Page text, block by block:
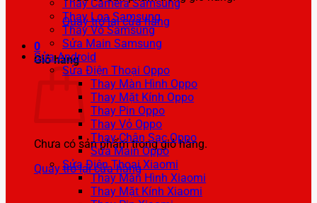
Quay trở lại cửa hàng
0
Giỏ hàng
Chưa có sản phẩm trong giỏ hàng.
Quay trở lại cửa hàng
Thay Camera Samsung
Thay Loa Samsung
Thay Vỏ Samsung
Sửa Main Samsung
Sửa Android
Sửa Điện Thoại Oppo
Thay Màn Hình Oppo
Thay Mặt Kính Oppo
Thay Pin Oppo
Thay Vỏ Oppo
Thay Chân Sạc Oppo
Sửa Main Oppo
Sửa Điện Thoại Xiaomi
Thay Màn Hình Xiaomi
Thay Mặt Kính Xiaomi